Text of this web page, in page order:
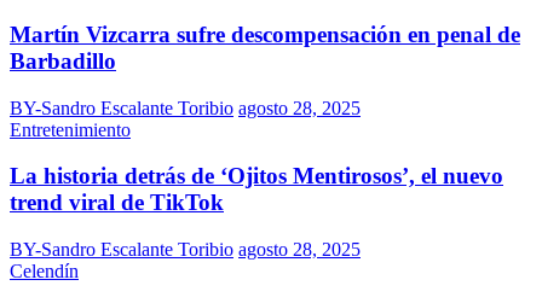
Martín Vizcarra sufre descompensación en penal de
Barbadillo
BY-Sandro Escalante Toribio agosto 28, 2025
Entretenimiento
La historia detrás de ‘Ojitos Mentirosos’, el nuevo
trend viral de TikTok
BY-Sandro Escalante Toribio agosto 28, 2025
Celendín